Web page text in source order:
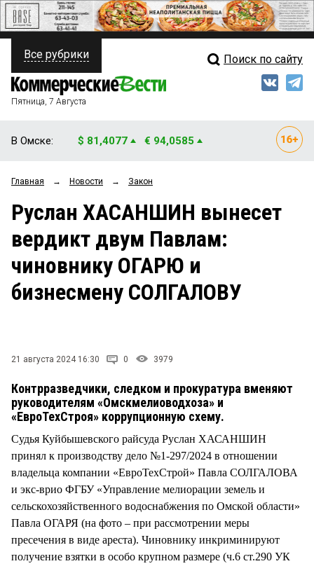
ПОЛИТИКА
ФИНАНСЫ
ОБЩЕСТВО
ЗАКОН
НОВОСТИ КОМПАНИЙ
Свежий выпуск
Рейтинги
Блоги
Архив
Все рубрики Поиск по сайту
Пятница, 7 Августа
В Омске: $ 81,4077 € 94,0585
Главная → Новости → Закон
Руслан ХАСАНШИН вынесет
вердикт двум Павлам:
чиновнику ОГАРЮ и
бизнесмену СОЛГАЛОВУ
21 августа 2024 16:30 0 3979
Контрразведчики, следком и прокуратура вменяют
руководителям «Омскмелиоводхоза» и
«ЕвроТехСтроя» коррупционную схему.
Судья Куйбышевского райсуда Руслан ХАСАНШИН
принял к производству дело №1-297/2024 в отношении
владельца компании «ЕвроТехСтрой» Павла СОЛГАЛОВА
и экс-врио ФГБУ «Управление мелиорации земель и
сельскохозяйственного водоснабжения по Омской области»
Павла ОГАРЯ (на фото – при рассмотрении меры
пресечения в виде ареста). Чиновнику инкриминируют
получение взятки в особо крупном размере (ч.6 ст.290 УК